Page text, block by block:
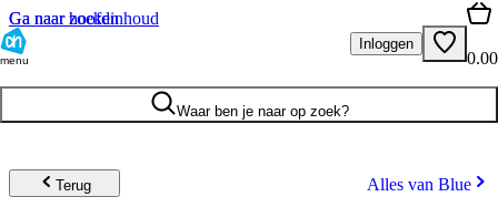
Ga naar hoofdinhoud
Ga naar zoeken
menu
Inloggen
0.00
Waar ben je naar op zoek?
Terug Alles van Blue